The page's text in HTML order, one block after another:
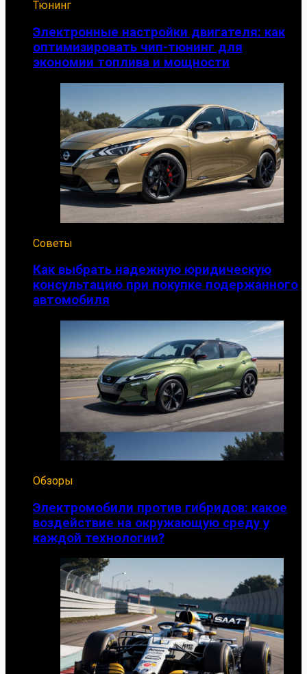
Тюнинг
Электронные настройки двигателя: как
оптимизировать чип-тюнинг для
экономии топлива и мощности
Советы
Как выбрать надежную юридическую
консультацию при покупке подержанного
автомобиля
Обзоры
Электромобили против гибридов: какое
воздействие на окружающую среду у
каждой технологии?